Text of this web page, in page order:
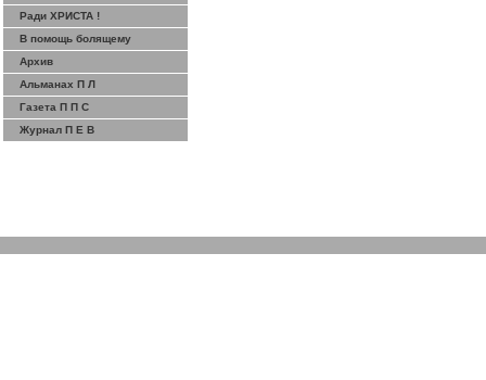
Ради ХРИСТА !
В помощь болящему
Архив
Альманах П Л
Газета П П С
Журнал П Е В